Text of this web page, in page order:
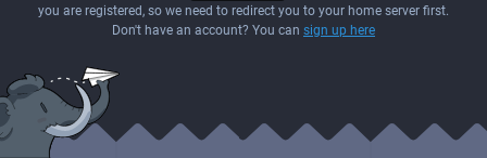
you are registered, so we need to redirect you to your home server first.
Don't have an account? You can sign up here